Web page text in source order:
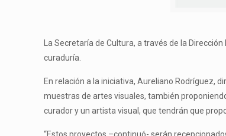
La Secretaría de Cultura, a través de la
curaduría.
En relación a la iniciativa, Aureliano Rodríguez,
muestras de artes visuales, también
curador y un artista visual, que tendrán que